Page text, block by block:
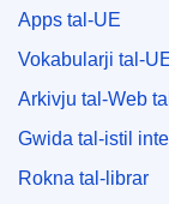
Apps tal-UE
Vokabularji tal-
Arkivju tal-Web
Gwida tal-istil
Rokna tal-librar